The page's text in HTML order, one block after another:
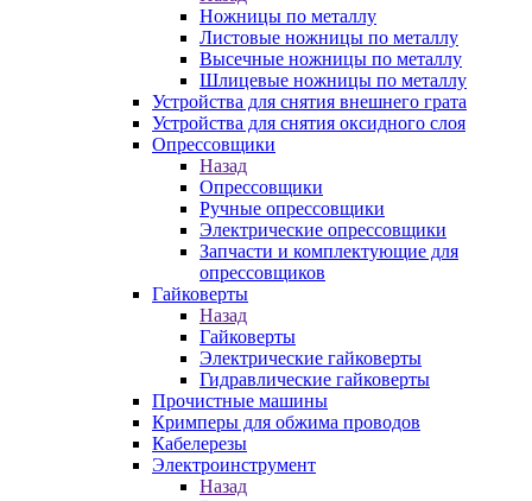
Ножницы по металлу
Листовые ножницы по металлу
Высечные ножницы по металлу
Шлицевые ножницы по металлу
Устройства для снятия внешнего грата
Устройства для снятия оксидного слоя
Опрессовщики
Назад
Опрессовщики
Ручные опрессовщики
Электрические опрессовщики
Запчасти и комплектующие для
опрессовщиков
Гайковерты
Назад
Гайковерты
Электрические гайковерты
Гидравлические гайковерты
Прочистные машины
Кримперы для обжима проводов
Кабелерезы
Электроинструмент
Назад